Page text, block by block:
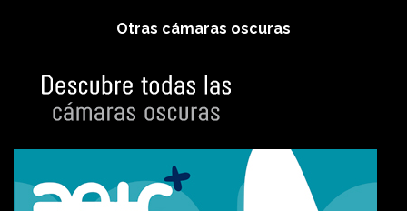
Otras cámaras oscuras